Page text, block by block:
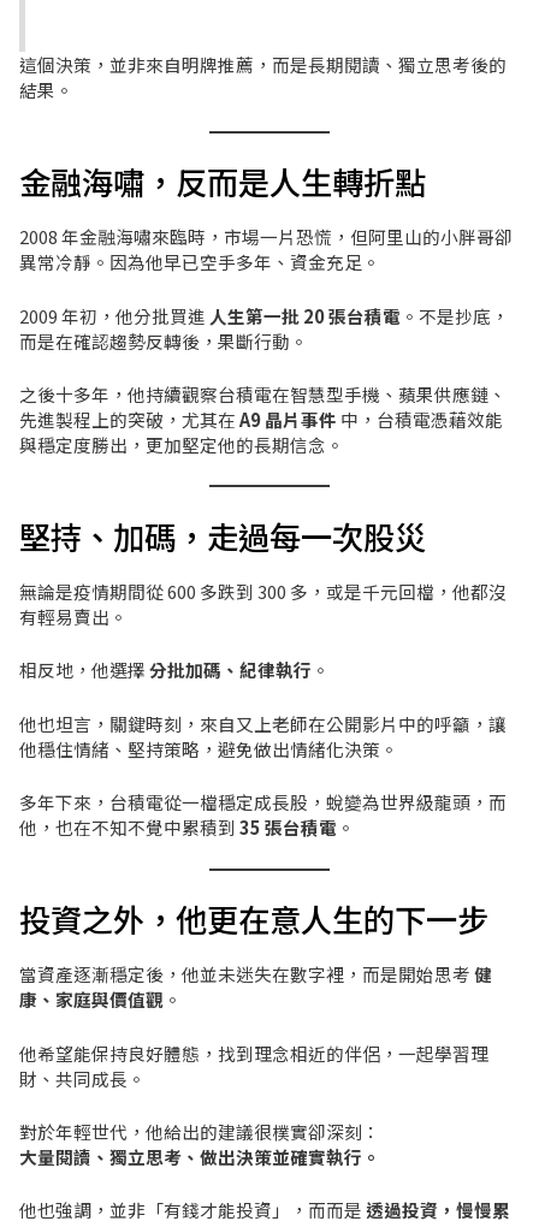
這個決策，並非來自明牌推薦，而是長期閱讀、獨立思考後的
結果。
金融海嘯，反而是人生轉折點
2008 年金融海嘯來臨時，市場一片恐慌，但阿里山的小胖哥卻
異常冷靜。因為他早已空手多年、資金充足。
2009 年初，他分批買進 人生第一批 20 張台積電 。不是抄底，
而是在確認趨勢反轉後，果斷行動。
之後十多年，他持續觀察台積電在智慧型手機、蘋果供應鏈、
先進製程上的突破，尤其在A9 晶片事件 中，台積電憑藉效能
與穩定度勝出，更加堅定他的長期信念。
堅持、加碼，走過每一次股災
無論是疫情期間從 600 多跌到 300 多，或是千元回檔，他都沒
有輕易賣出。
相反地，他選擇分批加碼、紀律執行 。
他也坦言，關鍵時刻，來自又上老師在公開影片中的呼籲，讓
他穩住情緒、堅持策略，避免做出情緒化決策。
多年下來，台積電從一檔穩定成長股，蛻變為世界級龍頭，而
他，也在不知不覺中累積到 35 張台積電 。
投資之外，他更在意人生的下一步
當資產逐漸穩定後，他並未迷失在數字裡，而是開始思考健
康、家庭與價值觀。
他希望能保持良好體態，找到理念相近的伴侶，一起學習理
財、共同成長。
對於年輕世代，他給出的建議很樸實卻深刻：
大量閱讀、獨立思考、做出決策並確實執行。
他也強調，並非「有錢才能投資」，而而是 透過投資，慢慢累